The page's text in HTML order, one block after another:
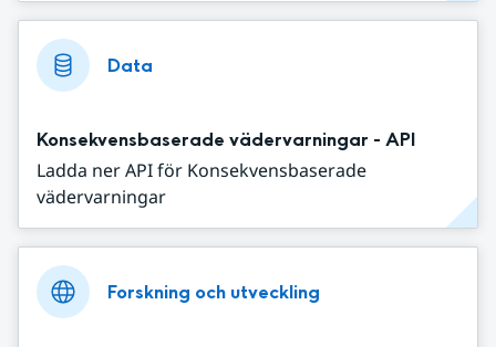
Data
Konsekvensbaserade vädervarningar - API
Ladda ner API för Konsekvensbaserade
vädervarningar
Forskning och utveckling